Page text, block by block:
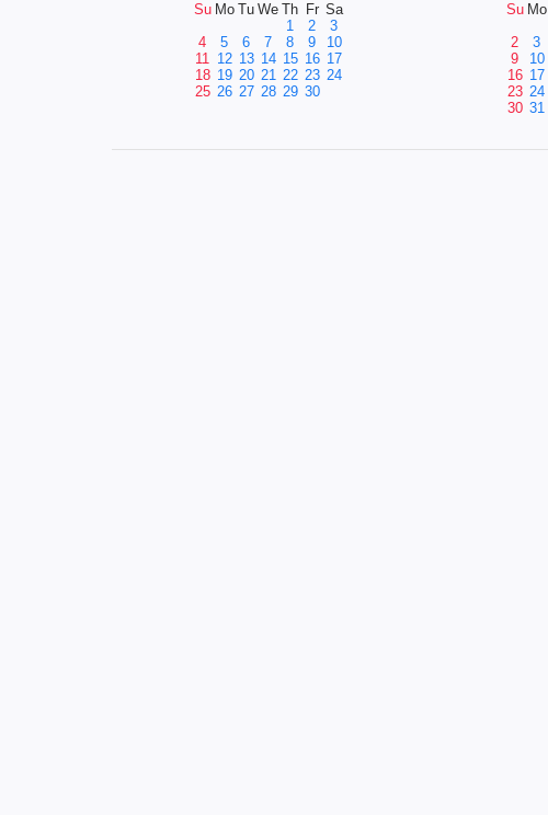
Su Mo Tu We Th Fr Sa
1
2
3
4
5 6 7 8 9
10
11 12 13 14 15 16 17
18 19 20 21 22 23 24
25 26 27 28 29 30
Su Mo
2
3
9
10
16 17
23 24
30 31